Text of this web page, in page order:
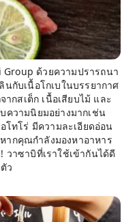
ด้วยความปรารถนา
กับเนื้อโกเบในบรรยากาศ
กสเต็ก เนื้อเสียบไม้ และ
ความนิยมอย่างมากเช่น
โทโร่ มีความละเอียดอ่อน
ากคุณกำลังมองหาอาหาร
าซาบิที่เราใช้เข้ากันได้ดี
ว